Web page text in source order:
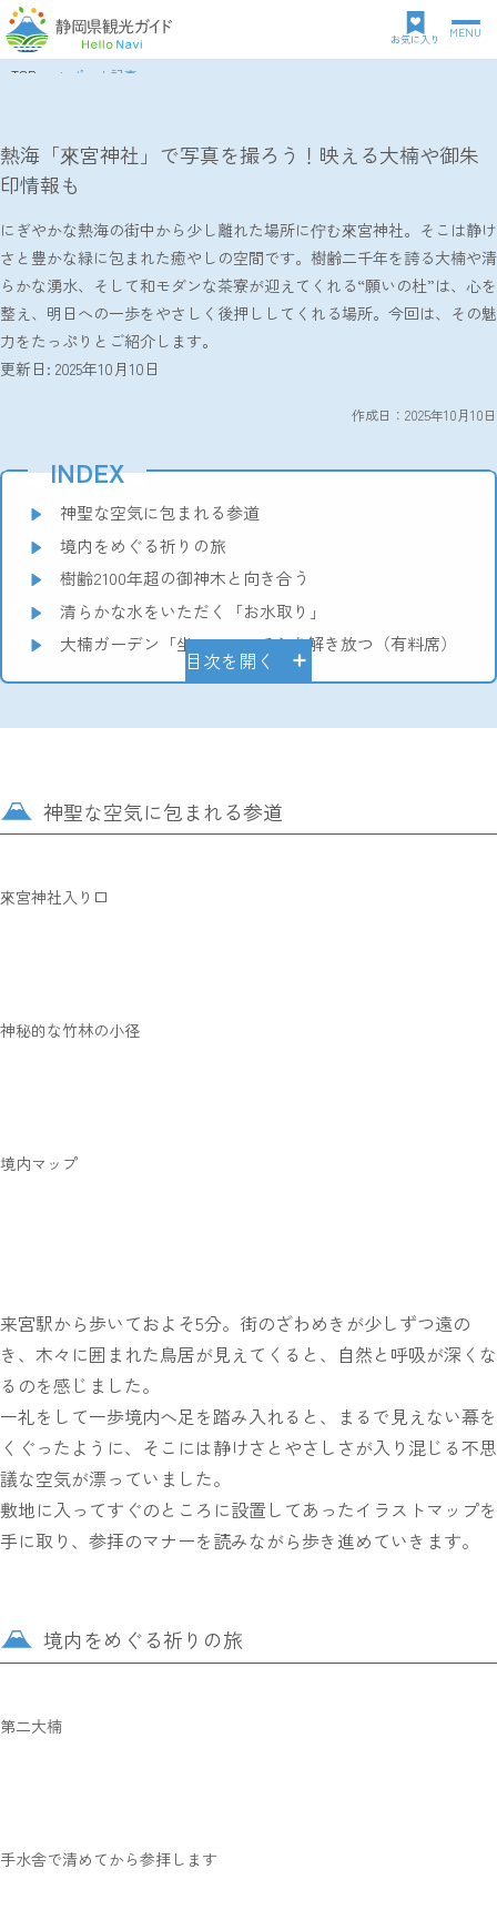
グ
ロ
ナ
ー
シ
ン
お気に入り MENU
ク
ズ
リ
ト
TOP
レポート記事
熱海「來宮神社」で写真を撮ろう！映える大楠や御朱
印情報も
にぎやかな熱海の街中から少し離れた場所に佇む來宮神社。そこは静け
さと豊かな緑に包まれた癒やしの空間です。樹齢二千年を誇る大楠や清
らかな湧水、そして和モダンな茶寮が迎えてくれる“願いの杜”は、心を
整え、明日への一歩をやさしく後押ししてくれる場所。今回は、その魅
力をたっぷりとご紹介します。
更新日: 2025年10月10日
作成日：2025年10月10日
目次を開く
INDEX
神聖な空気に包まれる参道
境内をめぐる祈りの旅
樹齢2100年超の御神木と向き合う
清らかな水をいただく「お水取り」
大楠ガーデン「坐 KURA」で心を解き放つ（有料席）
神聖な空気に包まれる参道
來宮神社入り口
神秘的な竹林の小径
境内マップ
来宮駅から歩いておよそ5分。街のざわめきが少しずつ遠の
き、木々に囲まれた鳥居が見えてくると、自然と呼吸が深くな
るのを感じました。
一礼をして一歩境内へ足を踏み入れると、まるで見えない幕を
くぐったように、そこには静けさとやさしさが入り混じる不思
議な空気が漂っていました。
敷地に入ってすぐのところに設置してあったイラストマップを
手に取り、参拝のマナーを読みながら歩き進めていきます。
境内をめぐる祈りの旅
第二大楠
手水舎で清めてから参拝します